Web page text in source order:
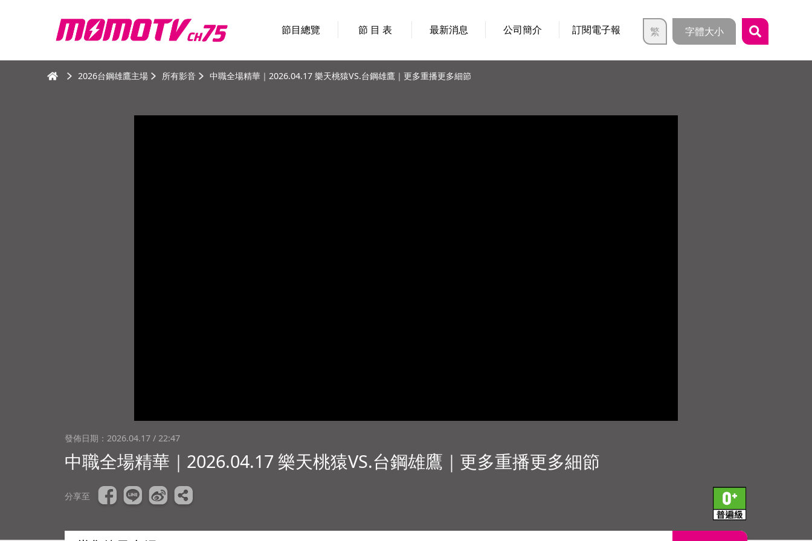
節目總覽 節 目 表 最新消息 公司簡介 訂閱電子報 繁 字體大小
2026台鋼雄鷹主場 所有影音 中職全場精華｜2026.04.17 樂天桃猿VS.台鋼雄鷹｜更多重播更多細節
發佈日期： 2026.04.17 / 22:47
中職全場精華｜2026.04.17 樂天桃猿VS.台鋼雄鷹｜更多重播更多細節
分享至